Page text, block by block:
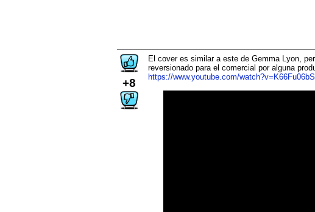
+8
El cover es similar a este de Gemma Lyon,
reversionado para el comercial por alguna
https://www.youtube.com/